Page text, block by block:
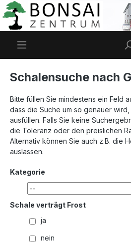
Zum Hauptinhalt springen
Schalensuche nach
Bitte füllen Sie mindestens ein Feld
dass die Suche um so genauer
ausfüllen. Falls Sie keine
die Toleranz oder den preislichen
Alternativ können Sie auch z.B. die
auslassen.
Kategorie
Schale verträgt Frost
ja
nein